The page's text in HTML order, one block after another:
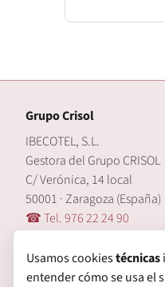
Grupo Crisol
IBECOTEL, S.L.
Gestora del Grupo CRISOL
C/ Verónica, 14 local
50001 · Zaragoza (España)
☎ Tel. 976 22 24 90
Usamos cookiestécnicas
entender cómo se usa el